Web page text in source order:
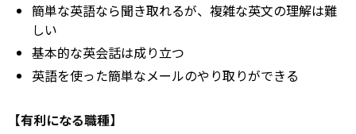
簡単な英語なら聞き取れるが、複雑な英文の理解は難
しい
基本的な英会話は成り立つ
英語を使った簡単なメールのやり取りができる
【有利になる職種】